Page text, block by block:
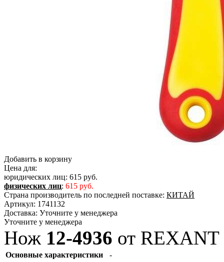
Добавить в корзину
Цена для:
юридических лиц: 615 руб.
физических лиц: 615 руб.
Страна производитель по последней поставке: КИТАЙ
Артикул: 1741132
Доставка: Уточните у менеджера
Уточните у менеджера
Нож 12-4936 от REXANT
Основные характеристики
-